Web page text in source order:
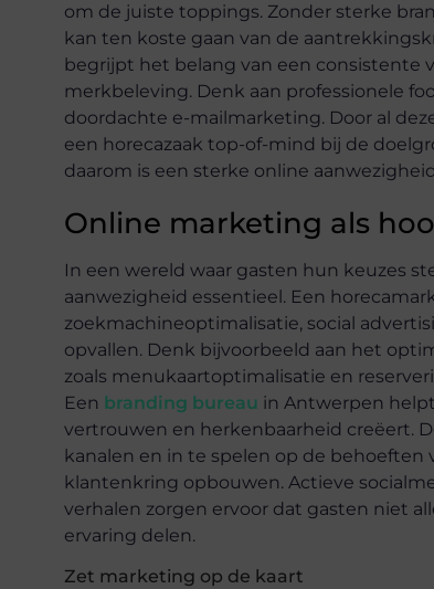
om de juiste toppings. Zonder sterke
kan ten koste gaan van de
begrijpt het belang van een
merkbeleving. Denk aan professionele
doordachte e-mailmarketing. Door al
een horecazaak top-of-mind bij de
daarom is een sterke online
Online marketing als
In een wereld waar gasten hun keuzes
aanwezigheid essentieel. Een
zoekmachineoptimalisatie, social
opvallen. Denk bijvoorbeeld aan het
zoals menukaartoptimalisatie en
Een branding bureau in Antwerpen
vertrouwen en herkenbaarheid creëert.
kanalen en in te spelen op de
klantenkring opbouwen. Actieve
verhalen zorgen ervoor dat gasten niet
ervaring delen.
Zet marketing op de kaart